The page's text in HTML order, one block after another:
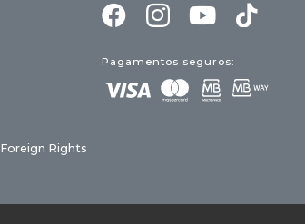
Pagamentos seguros:
Foreign Rights